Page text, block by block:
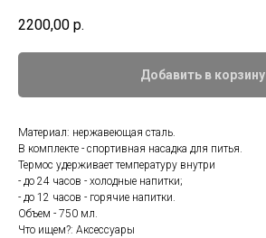
2200,00 р.
Добавить в корзину
Материал: нержавеющая сталь.
В комплекте - спортивная насадка для питья.
Термос удерживает температуру внутри
- до 24 часов - холодные напитки;
- до 12 часов - горячие напитки.
Объем - 750 мл.
Что ищем?: Аксессуары